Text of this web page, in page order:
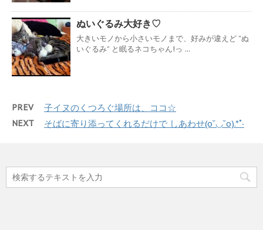
ぬいぐるみ大好き♡
大きいモノから小さいモノまで、好みが違えど ”ぬ
いぐるみ” と眠るネコちゃん!っ ...
PREV 子イヌのくつろぐ場所は、ココ☆
NEXT そばに寄り添ってくれるだけで しあわせ(o˘◡˘o).*˚‧